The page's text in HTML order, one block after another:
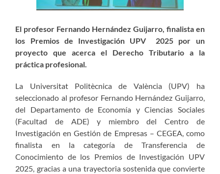
El profesor Fernando Hernández Guijarro, finalista en
los Premios de Investigación UPV 2025 por un
proyecto que acerca el Derecho Tributario a la
práctica profesional.
La Universitat Politècnica de València (UPV) ha
seleccionado al profesor Fernando Hernández Guijarro,
del Departamento de Economía y Ciencias Sociales
(Facultad de ADE) y miembro del Centro de
Investigación en Gestión de Empresas – CEGEA, como
finalista en la categoría de Transferencia de
Conocimiento de los Premios de Investigación UPV
2025, gracias a una trayectoria sostenida que convierte